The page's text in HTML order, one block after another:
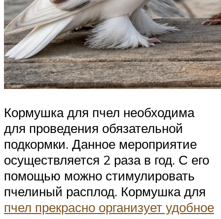
Кормушка для пчел необходима
для проведения обязательной
подкормки. Данное мероприятие
осуществляется 2 раза в год. С его
помощью можно стимулировать
пчелиный расплод. Кормушка для
пчел прекрасно организует удобное